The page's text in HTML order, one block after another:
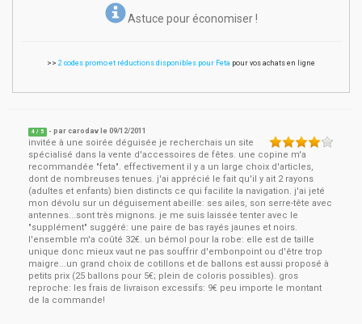
Astuce pour économiser !
>> 2 codes promo et réductions disponibles pour Feta pour vos achats en ligne
4 / 5 - parcarodav le09/12/2011
invitée à une soirée déguisée je recherchais un site
spécialisé dans la vente d'accessoires de fêtes. une copine m'a
recommandée "feta". effectivement il y a un large choix d'articles,
dont de nombreuses tenues. j'ai apprécié le fait qu'il y ait 2 rayons
(adultes et enfants) bien distincts ce qui facilite la navigation. j'ai jeté
mon dévolu sur un déguisement abeille: ses ailes, son serre-tête avec
antennes...sont très mignons. je me suis laissée tenter avec le
"supplément" suggéré: une paire de bas rayés jaunes et noirs.
l'ensemble m'a coûté 32€. un bémol pour la robe: elle est de taille
unique donc mieux vaut ne pas souffrir d'embonpoint ou d'être trop
maigre...un grand choix de cotillons et de ballons est aussi proposé à
petits prix (25 ballons pour 5€; plein de coloris possibles). gros
reproche: les frais de livraison excessifs: 9€ peu importe le montant
de la commande!